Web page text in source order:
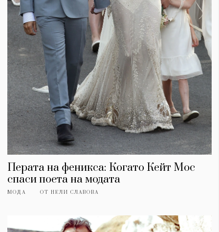
Перата на феникса: Когато Кейт Мос
спаси поета на модата
МОДА ОТ НЕЛИ СЛАВОВА